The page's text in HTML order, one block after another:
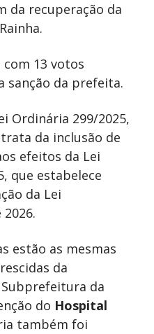
da recuperação da
13 votos
sanção da prefeita.
Ordinária 299/2025,
da inclusão de
efeitos da Lei
que estabelece
da Lei
estão as mesmas
da
da
do Hospital
também foi